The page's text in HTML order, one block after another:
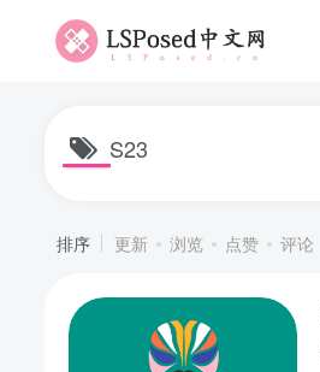
S23
排序 更新 浏览 点赞 评论